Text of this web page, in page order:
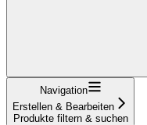
Navigation
Erstellen & Bearbeiten
Produkte filtern & suchen